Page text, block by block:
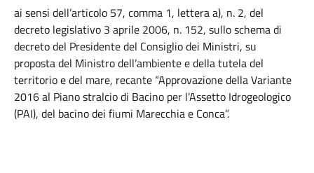
ai sensi dell’articolo 57, comma 1, lettera a), n. 2, del
decreto legislativo 3 aprile 2006, n. 152, sullo schema di
decreto del Presidente del Consiglio dei Ministri, su
proposta del Ministro dell’ambiente e della tutela del
territorio e del mare, recante “Approvazione della Variante
2016 al Piano stralcio di Bacino per l’Assetto Idrogeologico
(PAI), del bacino dei fiumi Marecchia e Conca”.